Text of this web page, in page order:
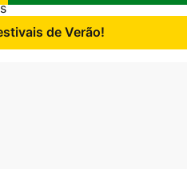
de Verão!